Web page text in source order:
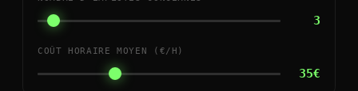
3
COÛT HORAIRE MOYEN (€/H)
35€